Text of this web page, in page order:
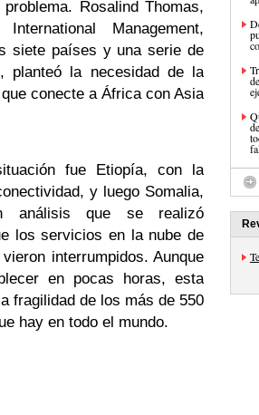
Rosalind Thomas,
Management,
siete países y una serie de
planteó la necesidad de la
conecte a África con Asia
fue Etiopía, con la
y luego Somalia,
que se realizó
los servicios en la nube de
interrumpidos. Aunque
en pocas horas, esta
fragilidad de los más de 550
hay en todo el mundo.